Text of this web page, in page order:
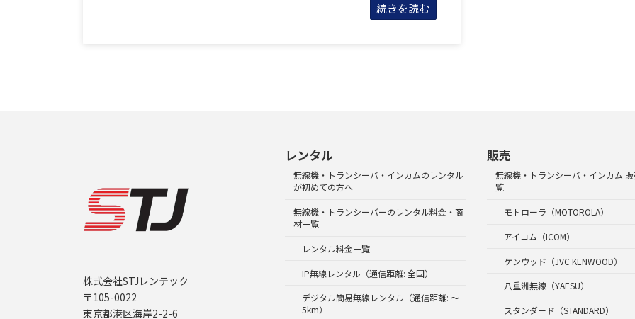
続きを読む
株式会社STJレンテック
〒105-0022
東京都港区海岸2-2-6
レンタル
無線機・トランシーバ・インカムのレンタル
が初めての方へ
無線機・トランシーバーのレンタル料金・商
材一覧
レンタル料金一覧
IP無線レンタル（通信距離: 全国）
デジタル簡易無線レンタル（通信距離: ～
5km）
販売
無線機・トランシーバ・インカム
覧
モトローラ（MOTOROLA）
アイコム（ICOM）
ケンウッド（JVC KENWOOD）
八重洲無線（YAESU）
スタンダード（STANDARD）